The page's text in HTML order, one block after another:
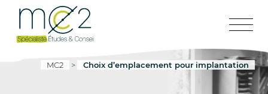
MC2 > Choix d’emplacement pour implantation